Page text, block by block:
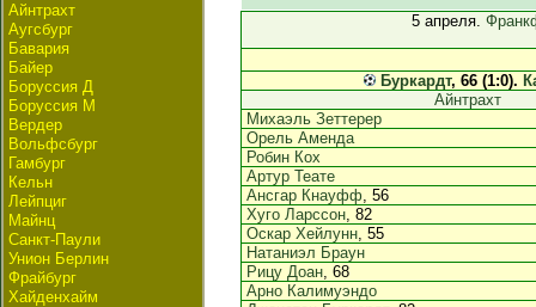
Айнтрахт
Аугсбург
Бавария
Байер
Боруссия Д
Боруссия М
Вердер
Вольфсбург
Гамбург
Кельн
Лейпциг
Майнц
Санкт-Паули
Унион Берлин
Фрайбург
Хайденхайм
5 апреля.
Буркардт, 66 (1:0).
Айнтрахт
Михаэль Зеттерер
Орель Аменда
Робин Кох
Артур Теате
Ансгар Кнауфф, 56
Хуго Ларссон, 82
Оскар Хейлунн, 55
Натаниэл Браун
Рицу Доан, 68
Арно Калимуэндо